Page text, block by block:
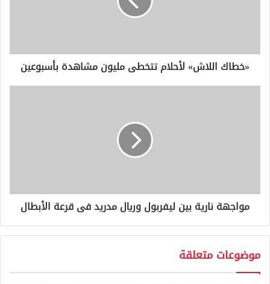
ر
ي
«خطاك اللاش» لأحلام تتخطى مليون مشاهدة بأسبوعين
مواجهة نارية بين ليفربول وريال مدريد فى قرعة الأبطال
موضوعات متعلقة